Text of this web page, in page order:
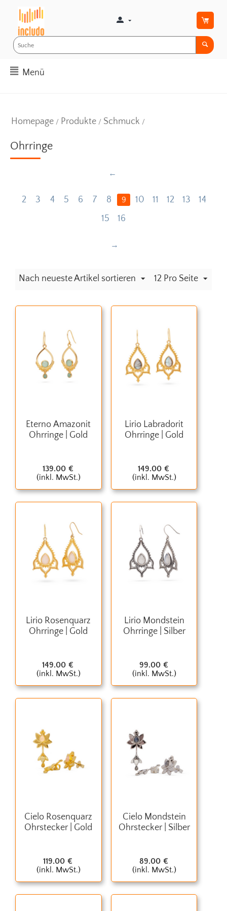
Menü
Homepage / Produkte / Schmuck /
Ohrringe
2 3 4 5 6 7 8 9 10 11 12 13
14
15
16
Nach neueste Artikel sortieren 12 Pro Seite
Eterno Amazonit
Ohrringe | Gold
139.00 €
(inkl. MwSt.)
Lirio Labradorit
Ohrringe | Gold
149.00 €
(inkl. MwSt.)
Lirio Rosenquarz
Ohrringe | Gold
149.00 €
(inkl. MwSt.)
Lirio Mondstein
Ohrringe | Silber
99.00 €
(inkl. MwSt.)
Cielo Rosenquarz
Ohrstecker | Gold
119.00 €
(inkl. MwSt.)
Cielo Mondstein
Ohrstecker | Silber
89.00 €
(inkl. MwSt.)